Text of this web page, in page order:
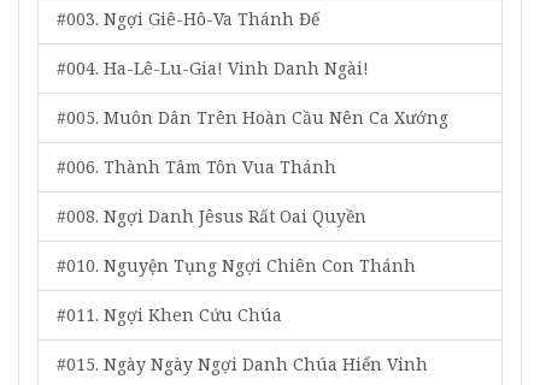
#003. Ngợi Giê-Hô-Va Thánh Đế
#004. Ha-Lê-Lu-Gia! Vinh Danh Ngài!
#005. Muôn Dân Trên Hoàn Cầu Nên Ca Xướng
#006. Thành Tâm Tôn Vua Thánh
#008. Ngợi Danh Jêsus Rất Oai Quyền
#010. Nguyện Tụng Ngợi Chiên Con Thánh
#011. Ngợi Khen Cứu Chúa
#015. Ngày Ngày Ngợi Danh Chúa Hiển Vinh